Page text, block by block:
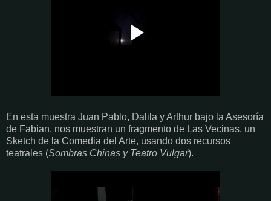
En esta muestra Juan Pablo, Dalila y Arthur bajo la Asesoría
de Fabian, nos muestran un fragmento de Las Vecinas, un
Sketch de la Comedia del Arte, usando dos recursos
teatrales (Sombras Chinas y Teatro Vulgar).